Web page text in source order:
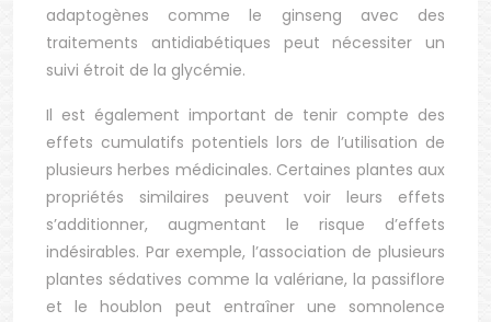
adaptogènes comme le ginseng avec des
traitements antidiabétiques peut nécessiter un
suivi étroit de la glycémie.
Il est également important de tenir compte des
effets cumulatifs potentiels lors de l’utilisation de
plusieurs herbes médicinales. Certaines plantes aux
propriétés similaires peuvent voir leurs effets
s’additionner, augmentant le risque d’effets
indésirables. Par exemple, l’association de plusieurs
plantes sédatives comme la valériane, la passiflore
et le houblon peut entraîner une somnolence